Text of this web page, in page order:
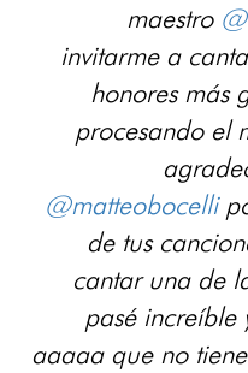
maestro
invitarme a
honores más
procesando el
@matteobocelli
de tus
cantar una de
pasé increíble
aaaaa que no